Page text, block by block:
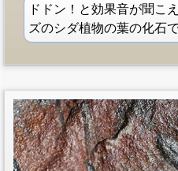
ドドン！と効果音が聞こ
ズのシダ植物の葉の化石で